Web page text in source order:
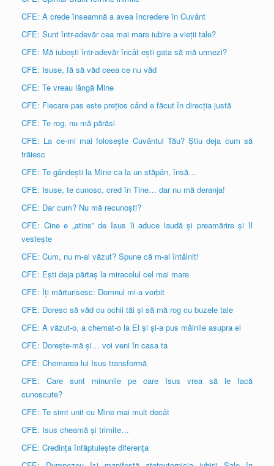
CFE: A crede înseamnă a avea încredere în Cuvânt
CFE: Sunt într-adevăr cea mai mare iubire a vieții tale?
CFE: Mă iubești într-adevăr încât ești gata să mă urmezi?
CFE: Isuse, fă să văd ceea ce nu văd
CFE: Te vreau lângă Mine
CFE: Fiecare pas este prețios când e făcut în direcția justă
CFE: Te rog, nu mă părăsi
CFE: La ce-mi mai folosește Cuvântul Tău? Știu deja cum să
trăiesc
CFE: Te gândești la Mine ca la un stăpân, însă…
CFE: Isuse, te cunosc, cred în Tine… dar nu mă deranja!
CFE: Dar cum? Nu mă recunoști?
CFE: Cine e „atins” de Isus îi aduce laudă și preamărire și îl
vestește
CFE: Cum, nu m-ai văzut? Spune că m-ai întâlnit!
CFE: Ești deja părtaș la miracolul cel mai mare
CFE: Îți mărturisesc: Domnul mi-a vorbit
CFE: Doresc să văd cu ochii tăi și să mă rog cu buzele tale
CFE: A văzut-o, a chemat-o la El și și-a pus mâinile asupra ei
CFE: Dorește-mă și… voi veni în casa ta
CFE: Chemarea lui Isus transformă
CFE: Care sunt minunile pe care Isus vrea să le facă
cunoscute?
CFE: Te simt unit cu Mine mai mult decât
CFE: Isus cheamă și trimite…
CFE: Credința înfăptuiește diferența